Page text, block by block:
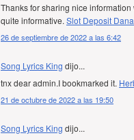
Thanks for sharing nice
quite informative. Slot Deposit Dana
26 de septiembre de 2022 a las 6:42
Song Lyrics King dijo...
tnx dear admin.I bookmarked it.
21 de octubre de 2022 a las 19:50
Song Lyrics King dijo...